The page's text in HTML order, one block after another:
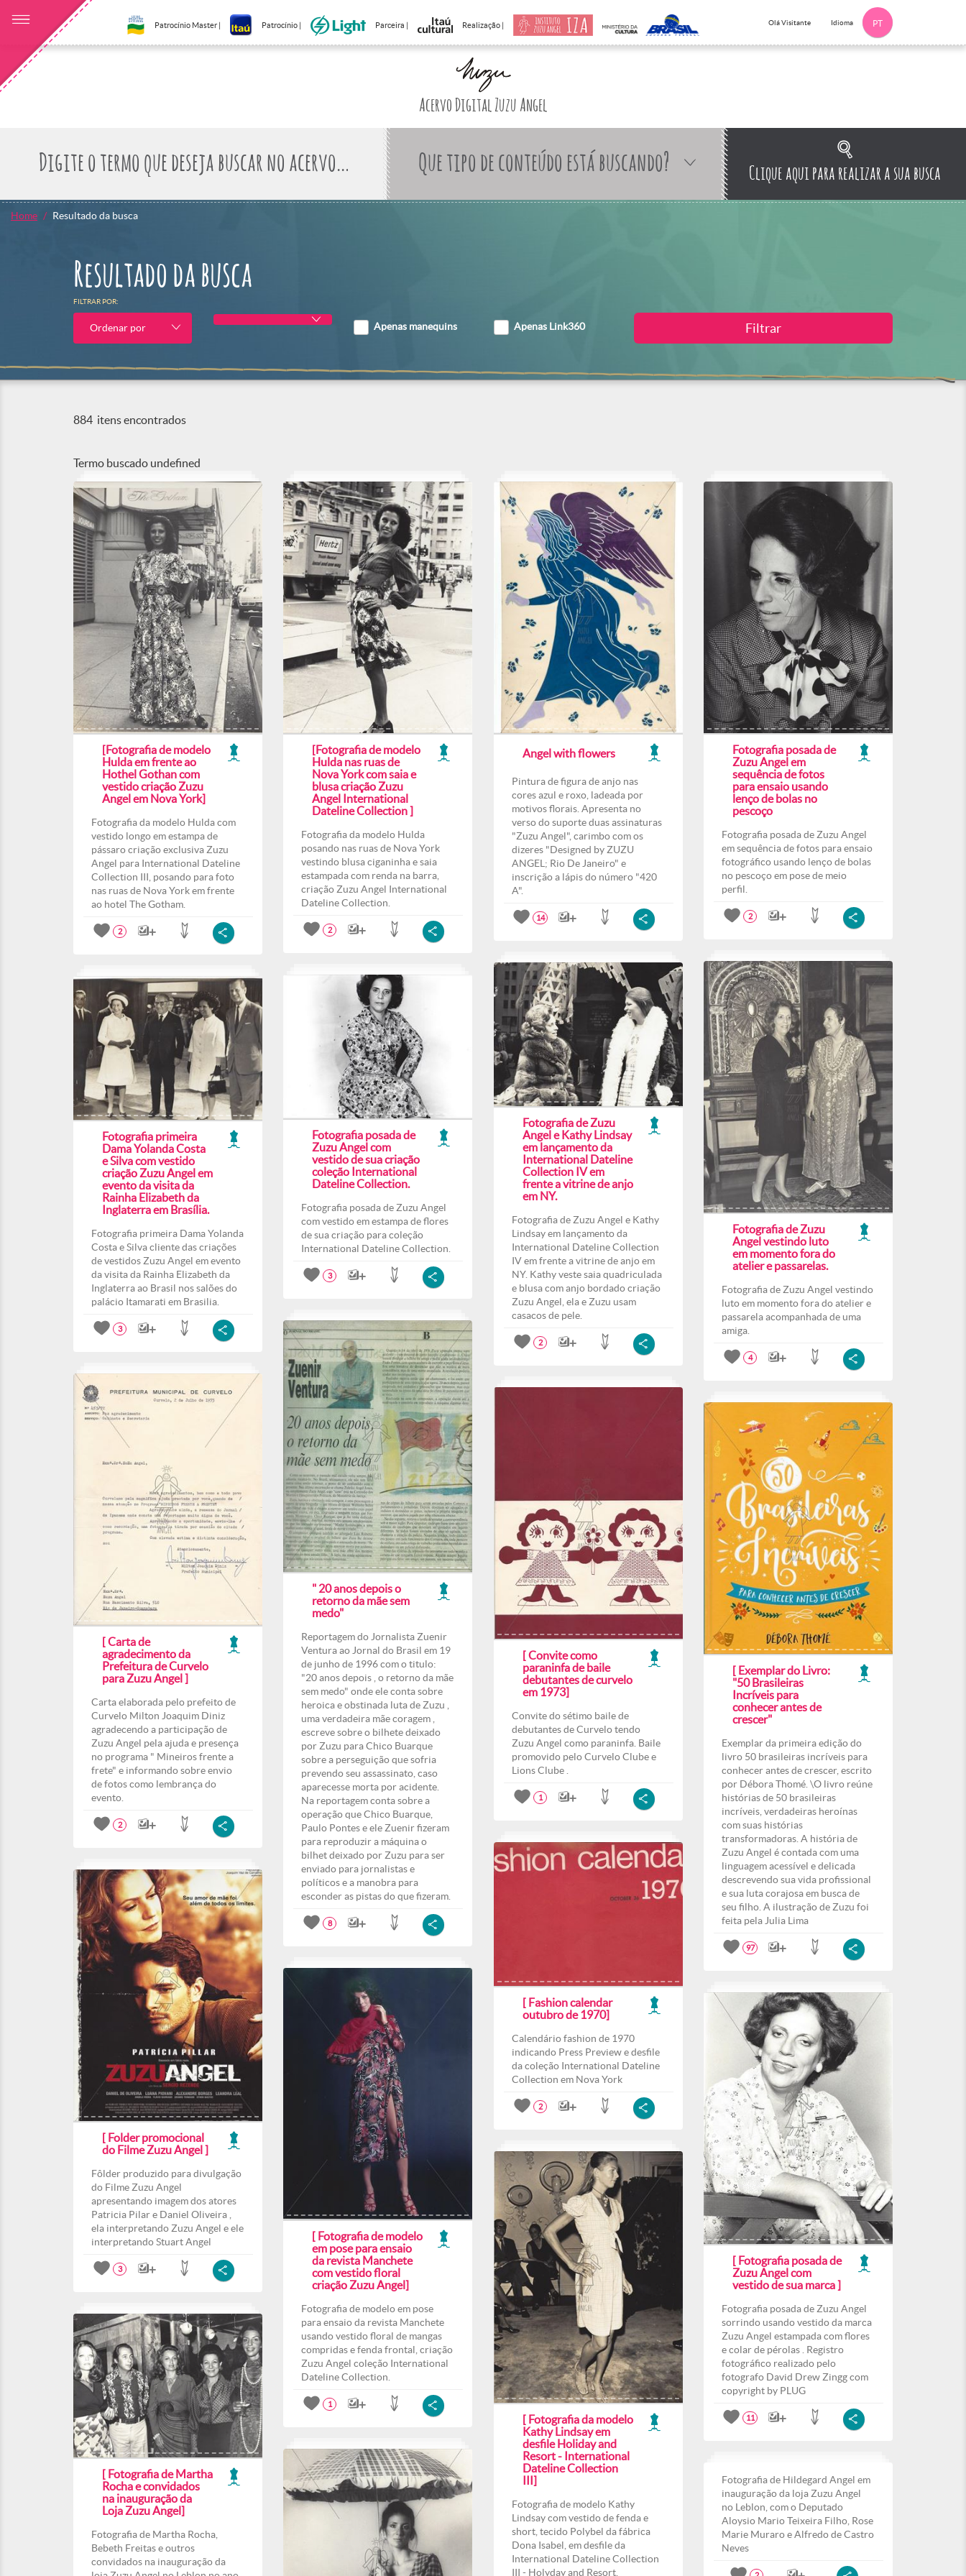
Patrocínio Master | Patrocínio | Parceira | Realização | Olá Visitante Idioma PT
Acervo Digital Zuzu Angel
Que tipo de conteúdo está buscando? Clique aqui para realizar a sua busca
Home Resultado da busca
Resultado da busca
FILTRAR POR:
Ordenar por Apenas manequins Apenas Link360
884 itens encontrados
Termo buscado undefined
[Fotografia de modelo
Hulda em frente ao
Hothel Gothan com
vestido criação Zuzu
Angel em Nova York]
Fotografia da modelo Hulda com
vestido longo em estampa de
pássaro criação exclusiva Zuzu
Angel para International Dateline
Collection III, posando para foto
nas ruas de Nova York em frente
ao hotel The Gotham.
2
[Fotografia de modelo
Hulda nas ruas de
Nova York com saia e
blusa criação Zuzu
Angel International
Dateline Collection ]
Fotografia da modelo Hulda
posando nas ruas de Nova York
vestindo blusa ciganinha e saia
estampada com renda na barra,
criação Zuzu Angel International
Dateline Collection.
2
Angel with flowers
Pintura de figura de anjo nas
cores azul e roxo, ladeada por
motivos florais. Apresenta no
verso do suporte duas assinaturas
"Zuzu Angel", carimbo com os
dizeres "Designed by ZUZU
ANGEL; Rio De Janeiro" e
inscrição a lápis do número "420
A".
14
Fotografia posada de
Zuzu Angel em
sequência de fotos
para ensaio usando
lenço de bolas no
pescoço
Fotografia posada de Zuzu Angel
em sequência de fotos para ensaio
fotográfico usando lenço de bolas
no pescoço em pose de meio
perfil.
2
Fotografia de Zuzu
Angel vestindo luto
em momento fora do
atelier e passarelas.
Fotografia de Zuzu Angel vestindo
luto em momento fora do atelier e
passarela acompanhada de uma
amiga.
4
Fotografia de Zuzu
Angel e Kathy Lindsay
em lançamento da
International Dateline
Collection IV em
frente a vitrine de anjo
em NY.
Fotografia de Zuzu Angel e Kathy
Lindsay em lançamento da
International Dateline Collection
IV em frente a vitrine de anjo em
NY. Kathy veste saia quadriculada
e blusa com anjo bordado criação
Zuzu Angel, ela e Zuzu usam
casacos de pele.
2
Fotografia posada de
Zuzu Angel com
vestido de sua criação
coleção International
Dateline Collection.
Fotografia posada de Zuzu Angel
com vestido em estampa de flores
de sua criação para coleção
International Dateline Collection.
3
Fotografia primeira
Dama Yolanda Costa
e Silva com vestido
criação Zuzu Angel em
evento da visita da
Rainha Elizabeth da
Inglaterra em Brasília.
Fotografia primeira Dama Yolanda
Costa e Silva cliente das criações
de vestidos Zuzu Angel em evento
da visita da Rainha Elizabeth da
Inglaterra ao Brasil nos salões do
palácio Itamarati em Brasilia.
3
" 20 anos depois o
retorno da mãe sem
medo"
Reportagem do Jornalista Zuenir
Ventura ao Jornal do Brasil em 19
de junho de 1996 com o titulo:
"20 anos depois , o retorno da mãe
sem medo" onde ele conta sobre
heroica e obstinada luta de Zuzu ,
uma verdadeira mãe coragem ,
escreve sobre o bilhete deixado
por Zuzu para Chico Buarque
sobre a perseguição que sofria
prevendo seu assassinato, caso
aparecesse morta por acidente.
Na reportagem conta sobre a
operação que Chico Buarque,
Paulo Pontes e ele Zuenir fizeram
para reproduzir a máquina o
bilhet deixado por Zuzu para ser
enviado para jornalistas e
políticos e a manobra para
esconder as pistas do que fizeram.
8
[ Carta de
agradecimento da
Prefeitura de Curvelo
para Zuzu Angel ]
Carta elaborada pelo prefeito de
Curvelo Milton Joaquim Diniz
agradecendo a participação de
Zuzu Angel pela ajuda e presença
no programa " Mineiros frente a
frete" e informando sobre envio
de fotos como lembrança do
evento.
2
[ Convite como
paraninfa de baile
debutantes de curvelo
em 1973]
Convite do sétimo baile de
debutantes de Curvelo tendo
Zuzu Angel como paraninfa. Baile
promovido pelo Curvelo Clube e
Lions Clube .
1
[ Exemplar do Livro:
"50 Brasileiras
Incríveis para
conhecer antes de
crescer"
Exemplar da primeira edição do
livro 50 brasileiras incríveis para
conhecer antes de crescer, escrito
por Débora Thomé. \O livro reúne
histórias de 50 brasileiras
incríveis, verdadeiras heroínas
com suas histórias
transformadoras. A história de
Zuzu Angel é contada com uma
linguagem acessível e delicada
descrevendo sua vida profissional
e sua luta corajosa em busca de
seu filho. A ilustração de Zuzu foi
feita pela Julia Lima
97
[ Fashion calendar
outubro de 1970]
Calendário fashion de 1970
indicando Press Preview e desfile
da coleção International Dateline
Collection em Nova York
2
[ Folder promocional
do Filme Zuzu Angel ]
Fôlder produzido para divulgação
do Filme Zuzu Angel
apresentando imagem dos atores
Patricia Pilar e Daniel Oliveira ,
ela interpretando Zuzu Angel e ele
interpretando Stuart Angel
3
[ Fotografia de modelo
em pose para ensaio
da revista Manchete
com vestido floral
criação Zuzu Angel]
Fotografia de modelo em pose
para ensaio da revista Manchete
usando vestido floral de mangas
compridas e fenda frontal, criação
Zuzu Angel coleção International
Dateline Collection.
1
[ Fotografia posada de
Zuzu Angel com
vestido de sua marca ]
Fotografia posada de Zuzu Angel
sorrindo usando vestido da marca
Zuzu Angel estampada com flores
e colar de pérolas . Registro
fotográfico realizado pelo
fotografo David Drew Zingg com
copyright by PLUG
11
[ Fotografia da modelo
Kathy Lindsay em
desfile Holiday and
Resort - International
Dateline Collection
III]
Fotografia de modelo Kathy
Lindsay com vestido de fenda e
short, tecido Polybel da fábrica
Dona Isabel, em desfile da
International Dateline Collection
III - Holyday and Resort.
[ Fotografia de Martha
Rocha e convidados
na inauguração da
Loja Zuzu Angel]
Fotografia de Martha Rocha,
Bebeth Freitas e outros
convidados na inauguração da
Fotografia de Hildegard Angel em
inauguração da loja Zuzu Angel
no Leblon, com o Deputado
Aloysio Mario Teixeira Filho, Rose
Marie Muraro e Alfredo de Castro
Neves